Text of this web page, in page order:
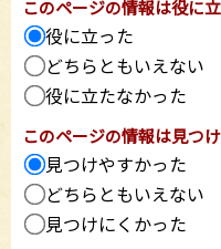
このページの情報は役に
役に立った
どちらともいえない
役に立たなかった
このページの情報は見つ
見つけやすかった
どちらともいえない
見つけにくかった